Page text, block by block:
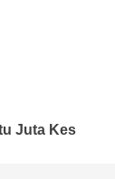
Juta Kes